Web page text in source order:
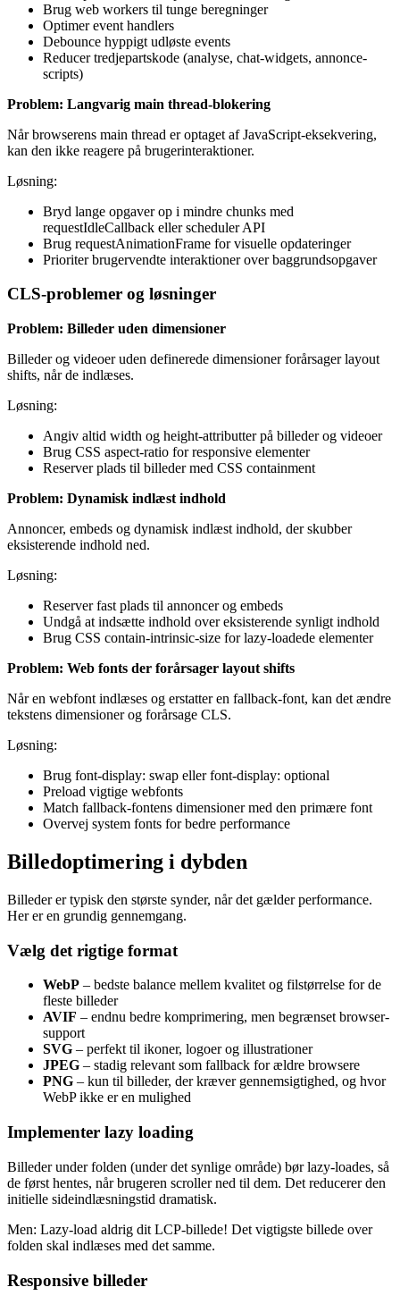
Brug web workers til tunge beregninger
Optimer event handlers
Debounce hyppigt udløste events
Reducer tredjepartskode (analyse, chat-widgets, annonce-
scripts)
Problem: Langvarig main thread-blokering
Når browserens main thread er optaget af JavaScript-eksekvering,
kan den ikke reagere på brugerinteraktioner.
Løsning:
Bryd lange opgaver op i mindre chunks med
requestIdleCallback eller scheduler API
Brug requestAnimationFrame for visuelle opdateringer
Prioriter brugervendte interaktioner over baggrundsopgaver
CLS-problemer og løsninger
Problem: Billeder uden dimensioner
Billeder og videoer uden definerede dimensioner forårsager layout
shifts, når de indlæses.
Løsning:
Angiv altid width og height-attributter på billeder og videoer
Brug CSS aspect-ratio for responsive elementer
Reserver plads til billeder med CSS containment
Problem: Dynamisk indlæst indhold
Annoncer, embeds og dynamisk indlæst indhold, der skubber
eksisterende indhold ned.
Løsning:
Reserver fast plads til annoncer og embeds
Undgå at indsætte indhold over eksisterende synligt indhold
Brug CSS contain-intrinsic-size for lazy-loadede elementer
Problem: Web fonts der forårsager layout shifts
Når en webfont indlæses og erstatter en fallback-font, kan det ændre
tekstens dimensioner og forårsage CLS.
Løsning:
Brug font-display: swap eller font-display: optional
Preload vigtige webfonts
Match fallback-fontens dimensioner med den primære font
Overvej system fonts for bedre performance
Billedoptimering i dybden
Billeder er typisk den største synder, når det gælder performance.
Her er en grundig gennemgang.
Vælg det rigtige format
WebP – bedste balance mellem kvalitet og filstørrelse for de
fleste billeder
AVIF – endnu bedre komprimering, men begrænset browser-
support
SVG – perfekt til ikoner, logoer og illustrationer
JPEG – stadig relevant som fallback for ældre browsere
PNG – kun til billeder, der kræver gennemsigtighed, og hvor
WebP ikke er en mulighed
Implementer lazy loading
Billeder under folden (under det synlige område) bør lazy-loades, så
de først hentes, når brugeren scroller ned til dem. Det reducerer den
initielle sideindlæsningstid dramatisk.
Men: Lazy-load aldrig dit LCP-billede! Det vigtigste billede over
folden skal indlæses med det samme.
Responsive billeder